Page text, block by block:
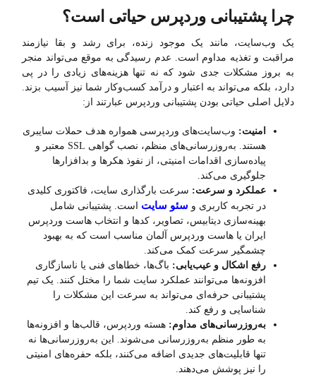
چرا پشتیبانی وردپرس حیاتی است؟
یک وب‌سایت، مانند یک موجود زنده، برای رشد و بقا نیازمند
مراقبت و تغذیه مداوم است. عدم رسیدگی به موقع می‌تواند منجر
به بروز مشکلات جدی شود که نه تنها هزینه‌های زیادی را در پی
دارد، بلکه می‌تواند به اعتبار و درآمد کسب‌وکار شما نیز آسیب بزند.
دلایل اصلی حیاتی بودن پشتیبانی وردپرس عبارتند از:
امنیت: وب‌سایت‌های وردپرسی همواره هدف حملات سایبری
هستند. به‌روزرسانی‌های منظم، نصب گواهی SSL معتبر و
پیاده‌سازی اقدامات امنیتی، از نفوذ هکرها و بدافزارها
جلوگیری می‌کند.
عملکرد و سرعت: سرعت بارگذاری سایت، فاکتوری کلیدی
در تجربه کاربری و سئو سایت است. پشتیبانی شامل
بهینه‌سازی دیتابیس، تصاویر، کدها و انتخاب هاست وردپرس
ایران یا هاست وردپرس آلمان مناسب است که به بهبود
چشمگیر سرعت کمک می‌کند.
رفع اشکال و عیب‌یابی: باگ‌ها، خطاهای فنی یا ناسازگاری
افزونه‌ها می‌توانند عملکرد سایت شما را مختل کنند. یک تیم
پشتیبانی حرفه‌ای می‌تواند به سرعت این مشکلات را
شناسایی و رفع کند.
به‌روزرسانی‌های مداوم: هسته وردپرس، قالب‌ها و افزونه‌ها
به طور منظم به‌روزرسانی می‌شوند. این به‌روزرسانی‌ها نه
تنها قابلیت‌های جدیدی اضافه می‌کنند، بلکه حفره‌های امنیتی
را نیز پوشش می‌دهند.